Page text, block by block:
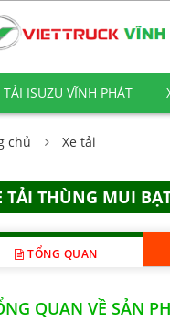
TẢI ISUZU VĨNH PHÁT
chủ Xe tải
TẢI THÙNG MUI
TỔNG QUAN
QUAN VỀ SẢN